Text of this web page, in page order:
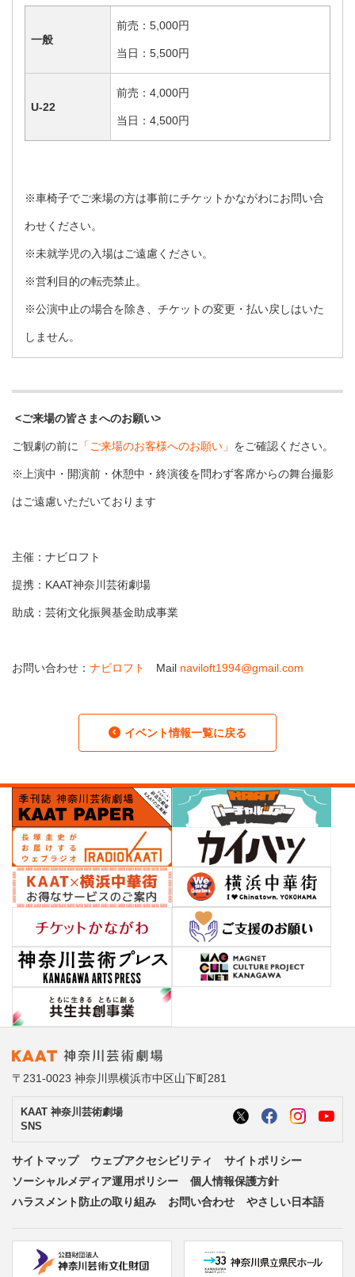
一般
前売：5,000円
当日：5,500円
U-22
前売：4,000円
当日：4,500円
※車椅子でご来場の方は事前にチケットかながわにお問い合
わせください。
※未就学児の入場はご遠慮ください。
※営利目的の転売禁止。
※公演中止の場合を除き、チケットの変更・払い戻しはいた
しません。
<ご来場の皆さまへのお願い>
ご観劇の前に 「ご来場のお客様へのお願い」 をご確認ください。
※上演中・開演前・休憩中・終演後を問わず客席からの舞台撮影
はご遠慮いただいております
主催：ナビロフト
提携：KAAT神奈川芸術劇場
助成：芸術文化振興基金助成事業
お問い合わせ： ナビロフト Mail naviloft1994@gmail.com
イベント情報一覧に戻る
〒231-0023 神奈川県横浜市中区山下町281
KAAT 神奈川芸術劇場
SNS
サイトマップ ウェブアクセシビリティ
サイトポリシー
ソーシャルメディア運用ポリシー
個人情報保護方針
ハラスメント防止の取り組み
お問い合わせ やさしい日本語